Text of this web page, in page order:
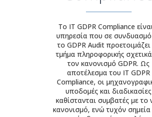
Tο IT GDPR Compliance
υπηρεσία που σε
το GDPR Audit προετοιμάζει
τμήμα πληροφορικής
τον κανονισμό GDPR. Ως
αποτέλεσμα του IT GDPR
Compliance, οι
υποδομές και διαδικασίες
καθίστανται συμβατές με το
κανονισμό, ενώ τυχόν